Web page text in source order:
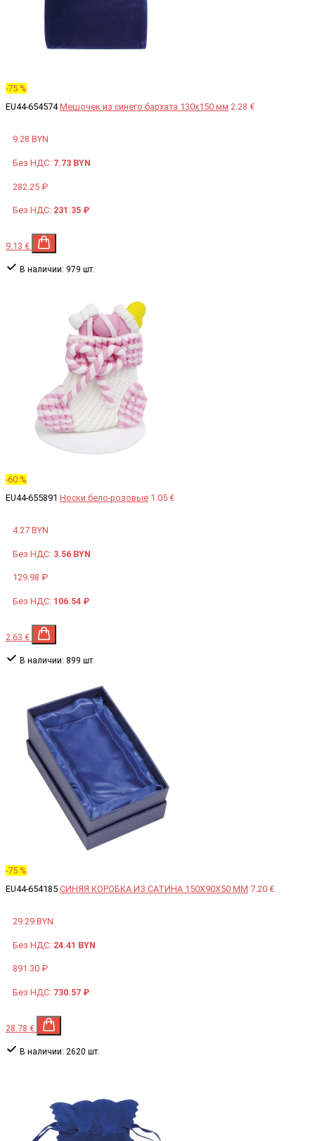
-75 %
EU44-654574 Мешочек из синего бархата 130x150 мм 2.28 €
9.28 BYN
Без НДС: 7.73 BYN
282.25 ₽
Без НДС: 231.35 ₽
9.13 €
В наличии: 979 шт.
-60 %
EU44-655891 Носки бело-розовые 1.05 €
4.27 BYN
Без НДС: 3.56 BYN
129.98 ₽
Без НДС: 106.54 ₽
2.63 €
В наличии: 899 шт.
-75 %
EU44-654185 СИНЯЯ КОРОБКА ИЗ САТИНА 150X90X50 ММ 7.20 €
29.29 BYN
Без НДС: 24.41 BYN
891.30 ₽
Без НДС: 730.57 ₽
28.78 €
В наличии: 2620 шт.